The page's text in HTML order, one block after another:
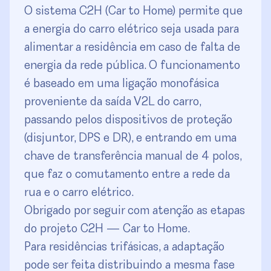
O sistema C2H (Car to Home) permite que
a energia do carro elétrico seja usada para
alimentar a residência em caso de falta de
energia da rede pública. O funcionamento
é baseado em uma ligação monofásica
proveniente da saída V2L do carro,
passando pelos dispositivos de proteção
(disjuntor, DPS e DR), e entrando em uma
chave de transferência manual de 4 polos,
que faz o comutamento entre a rede da
rua e o carro elétrico.
Obrigado por seguir com atenção as etapas
do projeto C2H — Car to Home.
Para residências trifásicas, a adaptação
pode ser feita distribuindo a mesma fase